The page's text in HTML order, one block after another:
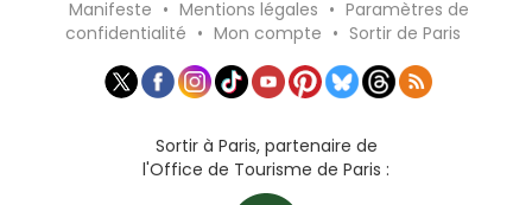
Manifeste • Mentions légales • Paramètres de
confidentialité • Mon compte • Sortir de Paris
Sortir à Paris, partenaire de
l'Office de Tourisme de Paris :